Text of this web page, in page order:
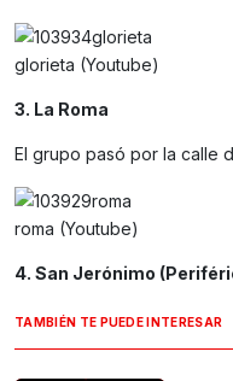
glorieta (Youtube)
3. La Roma
El grupo pasó por la calle
roma (Youtube)
4. San Jerónimo
TAMBIÉN TE PUEDE INTERESAR